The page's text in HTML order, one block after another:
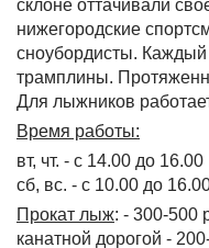
склоне оттачивали
нижегородские
сноубордисты.
трамплины.
Для лыжников
Время работы:
вт, чт. - с 14.00 до 16.00
сб, вс. - с 10.00 до
Прокат лыж: - 300-500
канатной дорогой -